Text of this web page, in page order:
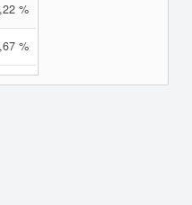
%
%